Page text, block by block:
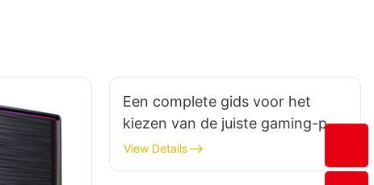
Een complete gids voor het
kiezen van de juiste gaming-pc-
behuizing voor uw pc
View Details